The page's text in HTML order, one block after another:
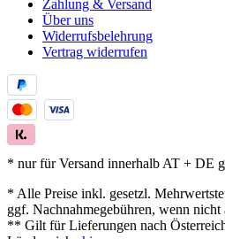
Zahlung & Versand
Über uns
Widerrufsbelehrung
Vertrag widerrufen
* nur für Versand innerhalb AT + DE
* Alle Preise inkl. gesetzl.
ggf. Nachnahmegebühren, wenn nicht
** Gilt für Lieferungen nach